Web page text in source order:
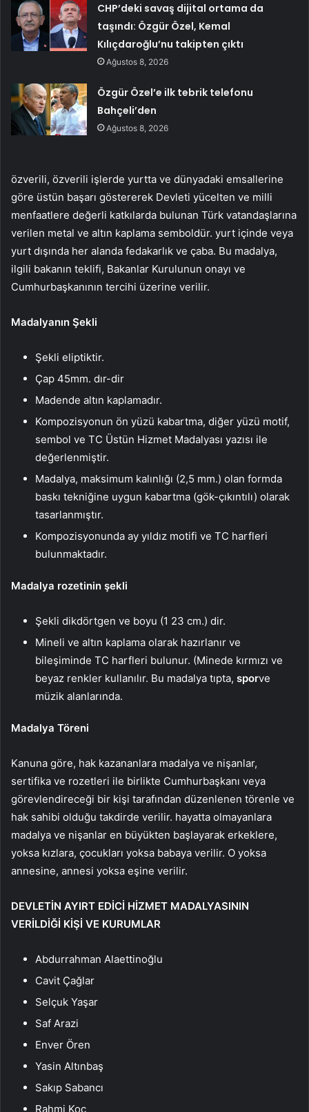
CHP’deki savaş dijital ortama da
taşındı: Özgür Özel, Kemal
Kılıçdaroğlu’nu takipten çıktı
Ağustos 8, 2026
Özgür Özel’e ilk tebrik telefonu
Bahçeli’den
Ağustos 8, 2026
özverili, özverili işlerde yurtta ve dünyadaki emsallerine
göre üstün başarı göstererek Devleti yücelten ve milli
menfaatlere değerli katkılarda bulunan Türk vatandaşlarına
verilen metal ve altın kaplama semboldür. yurt içinde veya
yurt dışında her alanda fedakarlık ve çaba. Bu madalya,
ilgili bakanın teklifi, Bakanlar Kurulunun onayı ve
Cumhurbaşkanının tercihi üzerine verilir.
Madalyanın Şekli
Şekli eliptiktir.
Çap 45mm. dır-dir
Madende altın kaplamadır.
Kompozisyonun ön yüzü kabartma, diğer yüzü motif,
sembol ve TC Üstün Hizmet Madalyası yazısı ile
değerlenmiştir.
Madalya, maksimum kalınlığı (2,5 mm.) olan formda
baskı tekniğine uygun kabartma (gök-çıkıntılı) olarak
tasarlanmıştır.
Kompozisyonunda ay yıldız motifi ve TC harfleri
bulunmaktadır.
Madalya rozetinin şekli
Şekli dikdörtgen ve boyu (1 23 cm.) dir.
Mineli ve altın kaplama olarak hazırlanır ve
bileşiminde TC harfleri bulunur. (Minede kırmızı ve
beyaz renkler kullanılır. Bu madalya tıpta, sporve
müzik alanlarında.
Madalya Töreni
Kanuna göre, hak kazananlara madalya ve nişanlar,
sertifika ve rozetleri ile birlikte Cumhurbaşkanı veya
görevlendireceği bir kişi tarafından düzenlenen törenle ve
hak sahibi olduğu takdirde verilir. hayatta olmayanlara
madalya ve nişanlar en büyükten başlayarak erkeklere,
yoksa kızlara, çocukları yoksa babaya verilir. O yoksa
annesine, annesi yoksa eşine verilir.
DEVLETİN AYIRT EDİCİ HİZMET MADALYASININ
VERİLDİĞİ KİŞİ VE KURUMLAR
Abdurrahman Alaettinoğlu
Cavit Çağlar
Selçuk Yaşar
Saf Arazi
Enver Ören
Yasin Altınbaş
Sakıp Sabancı
Rahmi Koç